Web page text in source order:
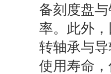
备刻度盘
率。此外
转轴承与
使用寿命